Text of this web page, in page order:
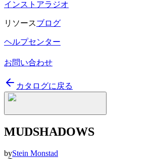
インストアラジオ
リソースブログ
ヘルプセンター
お問い合わせ
カタログに戻る
MUDSHADOWS
byStein Monstad